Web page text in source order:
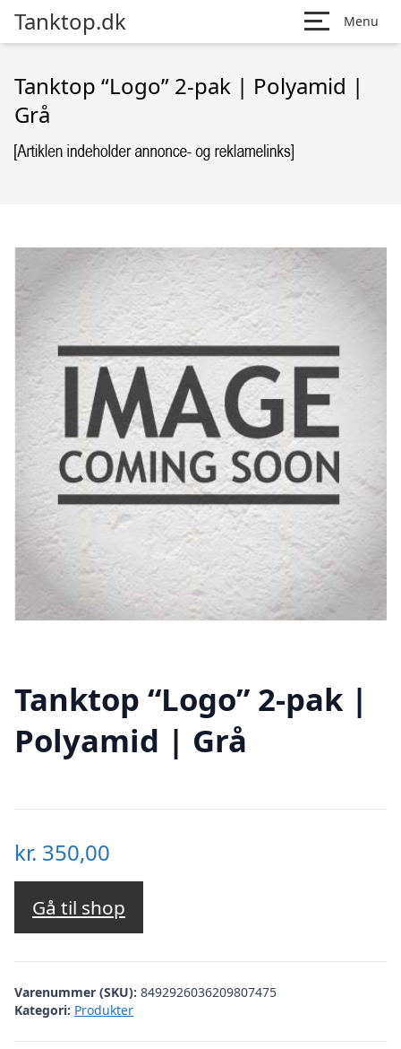
Tanktop.dk Menu
Tanktop “Logo” 2-pak | Polyamid |
Grå
Tanktop “Logo” 2-pak |
Polyamid | Grå
kr. 350,00
Gå til shop
Varenummer (SKU): 8492926036209807475
Kategori: Produkter